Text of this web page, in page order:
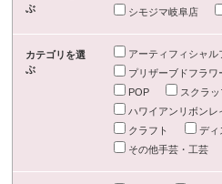
ぶ
シモジマ岐阜店
カテゴリを選
ぶ
アーティフィシャル
プリザーブドフラワ
POP
スクラ
ハワイアンリボンレ
クラフト
ディ
その他手芸・工芸